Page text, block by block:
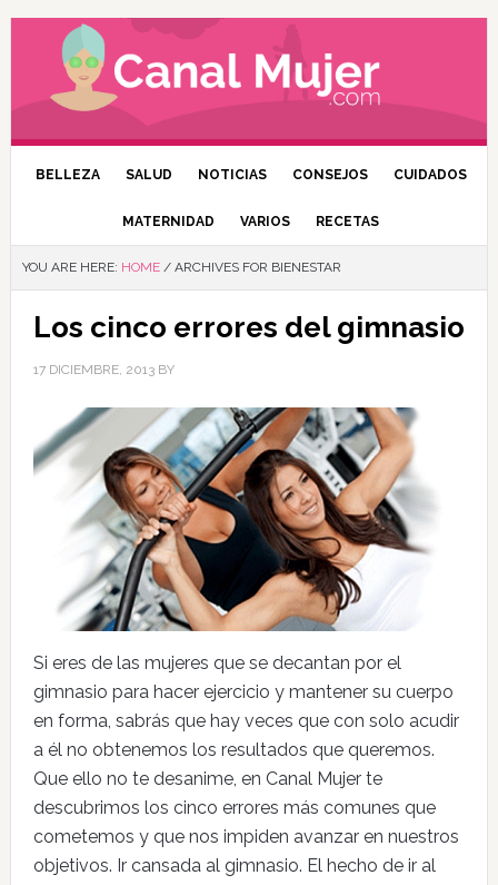
BELLEZA SALUD NOTICIAS CONSEJOS CUIDADOS
MATERNIDAD VARIOS RECETAS
YOU ARE HERE: HOME /ARCHIVES FOR BIENESTAR
Los cinco errores del gimnasio
17 DICIEMBRE, 2013BY
Si eres de las mujeres que se decantan por el
gimnasio para hacer ejercicio y mantener su cuerpo
en forma, sabrás que hay veces que con solo acudir
a él no obtenemos los resultados que queremos.
Que ello no te desanime, en Canal Mujer te
descubrimos los cinco errores más comunes que
cometemos y que nos impiden avanzar en nuestros
objetivos. Ir cansada al gimnasio. El hecho de ir al